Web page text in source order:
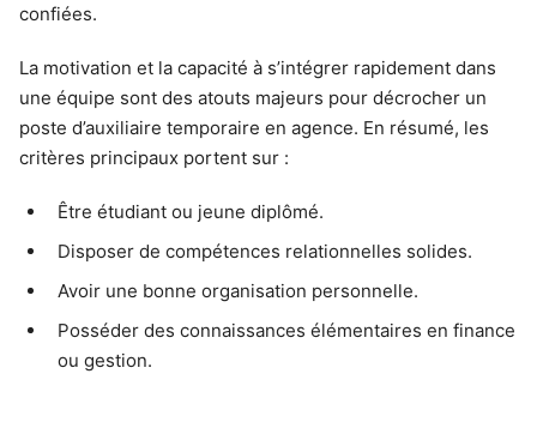
confiées.
La motivation et la capacité à s’intégrer rapidement dans
une équipe sont des atouts majeurs pour décrocher un
poste d’auxiliaire temporaire en agence. En résumé, les
critères principaux portent sur :
Être étudiant ou jeune diplômé.
Disposer de compétences relationnelles solides.
Avoir une bonne organisation personnelle.
Posséder des connaissances élémentaires en finance
ou gestion.